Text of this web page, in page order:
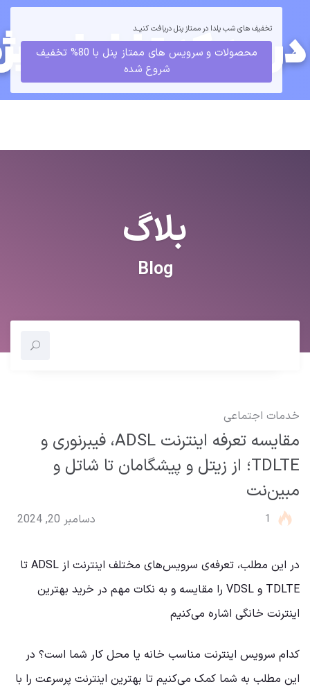
تخفیف های شب یلدا در ممتاز پنل دریافت کنیــد
محصولات و سرویس های ممتاز پنل با 80% تخفیف
شروع شده
ورود ثبت نام
بلاگ
Blog
خدمات اجتماعی
مقایسه تعرفه اینترنت ADSL، فیبرنوری و
TDLTE؛ از زیتل و پیشگامان تا شاتل و
مبین‌نت
1 دسامبر 20, 2024
در این مطلب، تعرفه‌ی سرویس‌‌های مختلف اینترنت از ADSL تا
TDLTE و VDSL را مقایسه و به نکات مهم در خرید بهترین
اینترنت خانگی اشاره می‌کنیم
کدام سرویس اینترنت مناسب خانه یا محل‌ کار شما است؟ در
این مطلب به شما کمک می‌کنیم تا بهترین اینترنت پرسرعت را با